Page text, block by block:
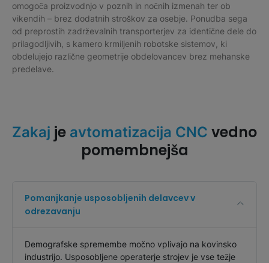
omogoča proizvodnjo v poznih in nočnih izmenah ter ob
vikendih – brez dodatnih stroškov za osebje. Ponudba sega
od preprostih zadrževalnih transporterjev za identične dele do
prilagodljivih, s kamero krmiljenih robotske sistemov, ki
obdelujejo različne geometrije obdelovancev brez mehanske
predelave.
Zakaj je avtomatizacija CNC vedno
pomembnejša
Pomanjkanje usposobljenih delavcev v
odrezavanju
Demografske spremembe močno vplivajo na kovinsko
industrijo. Usposobljene operaterje strojev je vse težje